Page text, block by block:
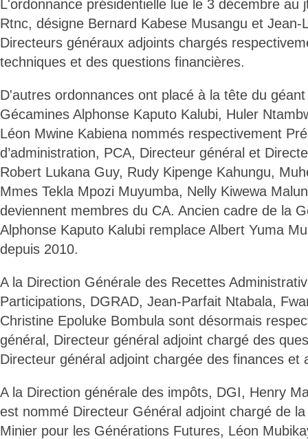
L'ordonnance présidentielle lue le 3 décembre au
Rtnc, désigne Bernard Kabese Musangu et Jean-
Directeurs généraux adjoints chargés
techniques et des questions financières.
D'autres ordonnances ont placé à la tête du
Gécamines Alphonse Kaputo Kalubi, Huler
Léon Mwine Kabiena nommés respectivement
d’administration, PCA, Directeur général et
Robert Lukana Guy, Rudy Kipenge Kahungu,
Mmes Tekla Mpozi Muyumba, Nelly Kiwewa
deviennent membres du CA. Ancien cadre de la
Alphonse Kaputo Kalubi remplace Albert Yuma
depuis 2010.
A la Direction Générale des Recettes
Participations, DGRAD, Jean-Parfait Ntabala,
Christine Epoluke Bombula sont désormais
général, Directeur général adjoint chargé des
Directeur général adjoint chargée des finances et
A la Direction générale des impôts, DGI, Henry
est nommé Directeur Général adjoint chargé de
Minier pour les Générations Futures, Léon